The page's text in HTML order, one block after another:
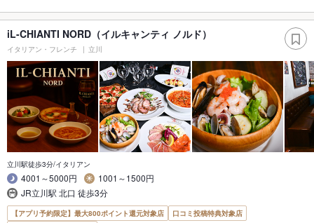
iL-CHIANTI NORD（イルキャンティ ノルド）
イタリアン・フレンチ 立川
立川駅徒歩3分/イタリアン
4001～5000円
1001～1500円
JR立川駅 北口 徒歩3分
【アプリ予約限定】最大800ポイント還元対象店
口コミ投稿特典対象店